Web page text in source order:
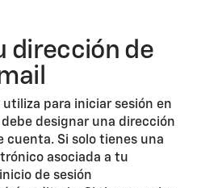
dirección de
utiliza para iniciar sesión en
designar una dirección
cuenta. Si solo tienes una
asociada a tu
de sesión